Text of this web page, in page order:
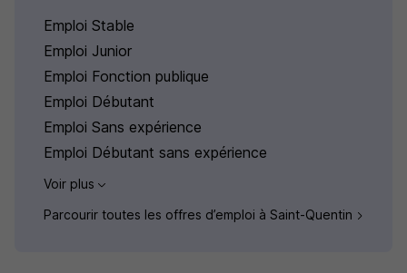
Emploi Stable
Emploi Junior
Emploi Fonction publique
Emploi Débutant
Emploi Sans expérience
Emploi Débutant sans expérience
Voir plus
Parcourir toutes les offres d’emploi à Saint-Quentin